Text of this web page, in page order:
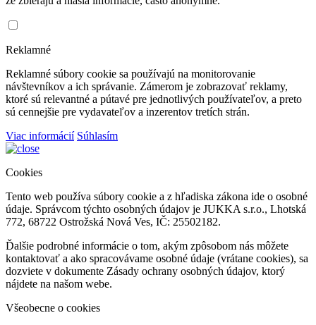
Reklamné
Reklamné súbory cookie sa používajú na monitorovanie
návštevníkov a ich správanie. Zámerom je zobrazovať reklamy,
ktoré sú relevantné a pútavé pre jednotlivých používateľov, a preto
sú cennejšie pre vydavateľov a inzerentov tretích strán.
Viac informácií Súhlasím
Cookies
Tento web používa súbory cookie a z hľadiska zákona ide o osobné
údaje. Správcom týchto osobných údajov je JUKKA s.r.o., Lhotská
772, 68722 Ostrožská Nová Ves, IČ: 25502182.
Ďalšie podrobné informácie o tom, akým zpôsobom nás môžete
kontaktovať a ako spracovávame osobné údaje (vrátane cookies), sa
dozviete v dokumente Zásady ochrany osobných údajov, ktorý
nájdete na našom webe.
Všeobecne o cookies